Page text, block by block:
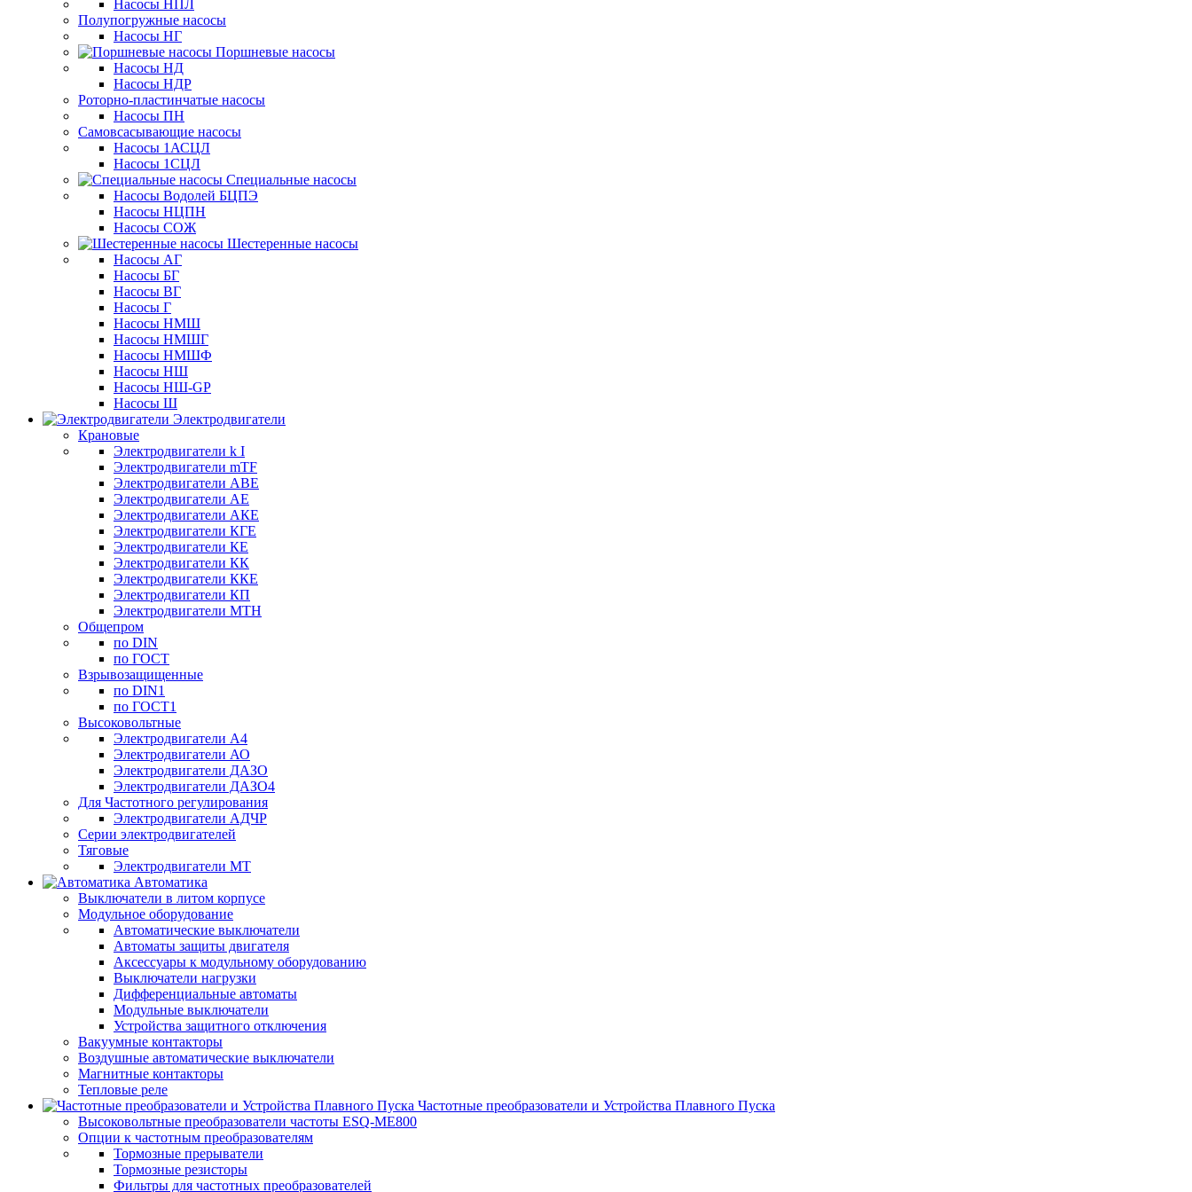
Насосы НПЛ
Полупогружные насосы
Насосы НГ
Поршневые насосы
Насосы НД
Насосы НДР
Роторно-пластинчатые насосы
Насосы ПН
Самовсасывающие насосы
Насосы 1АСЦЛ
Насосы 1СЦЛ
Специальные насосы
Насосы Водолей БЦПЭ
Насосы НЦПН
Насосы СОЖ
Шестеренные насосы
Насосы АГ
Насосы БГ
Насосы ВГ
Насосы Г
Насосы НМШ
Насосы НМШГ
Насосы НМШФ
Насосы НШ
Насосы НШ-GP
Насосы Ш
Электродвигатели
Крановые
Электродвигатели k I
Электродвигатели mTF
Электродвигатели АВЕ
Электродвигатели АЕ
Электродвигатели АКЕ
Электродвигатели КГЕ
Электродвигатели КЕ
Электродвигатели КК
Электродвигатели ККЕ
Электродвигатели КП
Электродвигатели МТН
Общепром
по DIN
по ГОСТ
Взрывозащищенные
по DIN1
по ГОСТ1
Высоковольтные
Электродвигатели А4
Электродвигатели АО
Электродвигатели ДАЗО
Электродвигатели ДАЗО4
Для Частотного регулирования
Электродвигатели АДЧР
Серии электродвигателей
Тяговые
Электродвигатели МТ
Автоматика
Выключатели в литом корпусе
Модульное оборудование
Автоматические выключатели
Автоматы защиты двигателя
Аксессуары к модульному оборудованию
Выключатели нагрузки
Дифференциальные автоматы
Модульные выключатели
Устройства защитного отключения
Вакуумные контакторы
Воздушные автоматические выключатели
Магнитные контакторы
Тепловые реле
Частотные преобразователи и Устройства Плавного Пуска
Высоковольтные преобразователи частоты ESQ-ME800
Опции к частотным преобразователям
Тормозные прерыватели
Тормозные резисторы
Фильтры для частотных преобразователей